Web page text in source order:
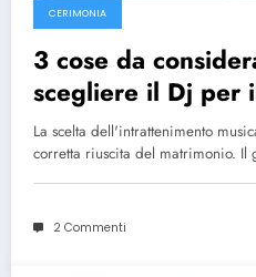
CERIMONIA
3 cose da
scegliere il Dj per
La scelta dell'intrattenimento
corretta riuscita del matrimonio. Il
2 Commenti